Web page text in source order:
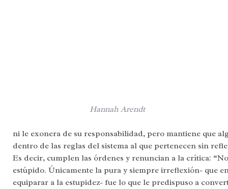
Hannah Arendt
ni le exonera de su responsabilidad, pero mantiene que
dentro de las reglas del sistema al que pertenecen sin
Es decir, cumplen las órdenes y renuncian a la crítica:
estúpido. Únicamente la pura y siempre irreflexión- que
equiparar a la estupidez- fue lo que le predispuso a